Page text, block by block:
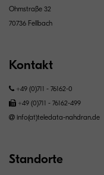
Ohmstraße 32
70736 Fellbach
Kontakt
+49 (0)711 - 76162-0
+49 (0)711 - 76162-499
info(at)teledata-nahdran.de
Standorte